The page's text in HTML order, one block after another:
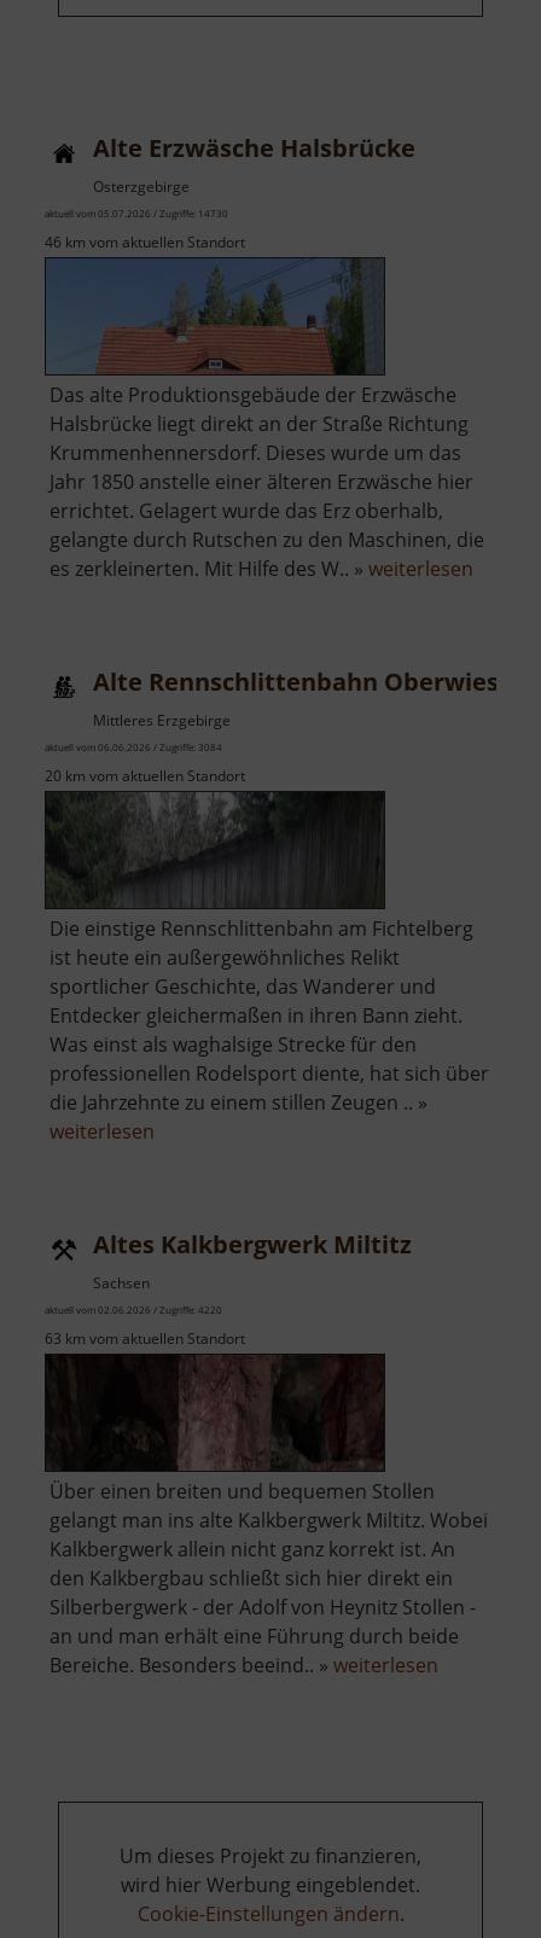
Alte Erzwäsche Halsbrücke
Osterzgebirge
aktuell vom 05.07.2026 / Zugriffe: 14730
46 km vom aktuellen Standort
Das alte Produktionsgebäude der Erzwäsche
Halsbrücke liegt direkt an der Straße Richtung
Krummenhennersdorf. Dieses wurde um das
Jahr 1850 anstelle einer älteren Erzwäsche hier
errichtet. Gelagert wurde das Erz oberhalb,
gelangte durch Rutschen zu den Maschinen, die
es zerkleinerten. Mit Hilfe des W.. » weiterlesen
Alte Rennschlittenbahn
Mittleres Erzgebirge
aktuell vom 06.06.2026 / Zugriffe: 3084
20 km vom aktuellen Standort
Die einstige Rennschlittenbahn am Fichtelberg
ist heute ein außergewöhnliches Relikt
sportlicher Geschichte, das Wanderer und
Entdecker gleichermaßen in ihren Bann zieht.
Was einst als waghalsige Strecke für den
professionellen Rodelsport diente, hat sich über
die Jahrzehnte zu einem stillen Zeugen .. »
weiterlesen
Altes Kalkbergwerk Miltitz
Sachsen
aktuell vom 02.06.2026 / Zugriffe: 4220
63 km vom aktuellen Standort
Über einen breiten und bequemen Stollen
gelangt man ins alte Kalkbergwerk Miltitz. Wobei
Kalkbergwerk allein nicht ganz korrekt ist. An
den Kalkbergbau schließt sich hier direkt ein
Silberbergwerk - der Adolf von Heynitz Stollen -
an und man erhält eine Führung durch beide
Bereiche. Besonders beeind.. » weiterlesen
Um dieses Projekt zu finanzieren,
wird hier Werbung eingeblendet.
Cookie-Einstellungen ändern.